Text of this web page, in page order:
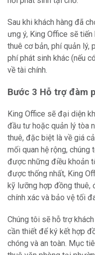
Sau khi khách hàng đã
ưng ý, King Office sẽ
thuê cơ bản, phí quản lý,
phí phát sinh khác (nếu
về tài chính.
Bước 3 Hỗ trợ đàm
King Office sẽ đại diện
đầu tư hoặc quản lý tòa
thuê, đặc biệt là về giá
mối quan hệ rộng,
được những điều khoản
được thống nhất, King
kỹ lưỡng hợp đồng thuê,
chính xác và bảo vệ tối
Chúng tôi sẽ hỗ trợ
cần thiết để ký kết hợp
chóng và an toàn. Mục